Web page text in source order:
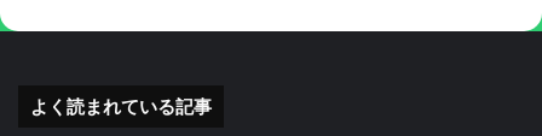
よく読まれている記事